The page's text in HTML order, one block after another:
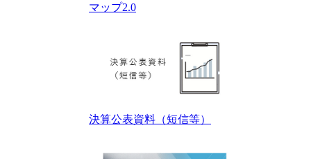
マップ2.0
決算公表資料（短信等）